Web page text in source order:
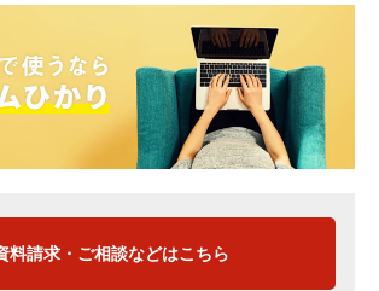
料請求・ご相談などはこちら